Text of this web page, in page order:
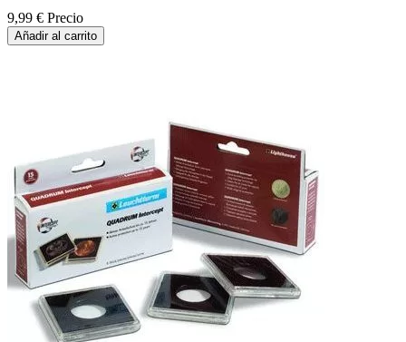
9,99 € Precio
Añadir al carrito